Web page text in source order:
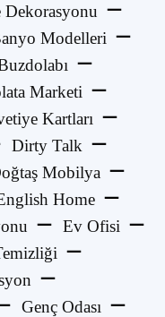
Dekorasyonu
Modelleri
Marketi
Kartları
Dirty Talk
Mobilya
Home
Ev Ofisi
Genç Odası